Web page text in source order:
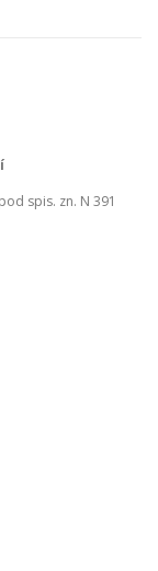
spis. zn. N 391